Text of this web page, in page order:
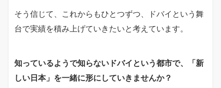
そう信じて、これからもひとつずつ、ドバイという舞
台で実績を積み上げていきたいと考えています。
知っているようで知らないドバイという都市で、「新
しい日本」を一緒に形にしていきませんか？